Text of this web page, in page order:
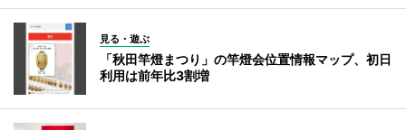
見る・遊ぶ
「秋田竿燈まつり」の竿燈会位置情報マップ、初日
利用は前年比3割増